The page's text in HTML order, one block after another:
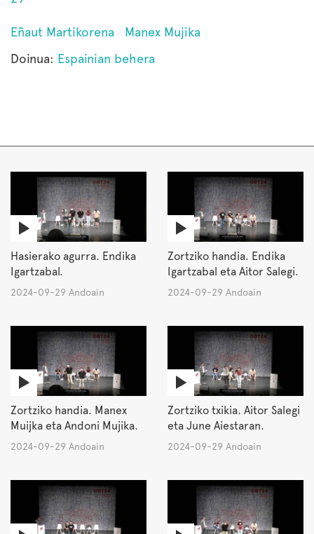
Eñaut Martikorena
Manex Mujika
Doinua: Espainian behera
Hasierako agurra. Endika
Igartzabal.
2024-09-29 Andoain
Zortziko handia. Endika
Igartzabal eta Aitor Salegi.
2024-09-29 Andoain
Zortziko handia. Manex
Muijka eta Andoni Mujika.
2024-09-29 Andoain
Zortziko txikia. Aitor Salegi
eta June Aiestaran.
2024-09-29 Andoain